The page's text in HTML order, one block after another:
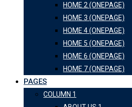
HOME 2 (ONEPAGE)
HOME 3 (ONEPAGE)
HOME 4 (ONEPAGE)
HOME 5 (ONEPAGE)
HOME 6 (ONEPAGE)
HOME 7 (ONEPAGE)
PAGES
COLUMN 1